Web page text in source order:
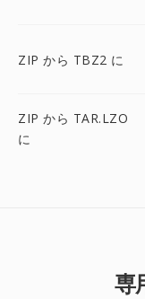
ZIP から TBZ2 に
ZIP から TAR.LZO
に
専